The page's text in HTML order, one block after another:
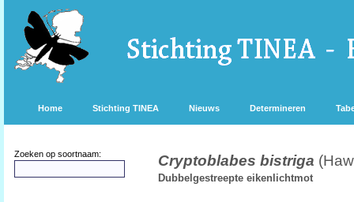
Home Stichting TINEA Nieuws Determineren
Zoeken op soortnaam: Cryptoblabes bistriga
Dubbelgestreepte eikenlichtmot